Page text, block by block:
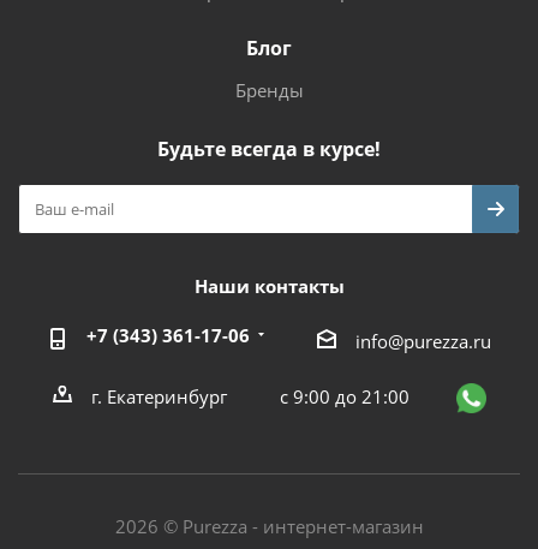
Блог
Бренды
Будьте всегда в курсе!
Наши контакты
+7 (343) 361-17-06 info@purezza.ru
г. Екатеринбург с 9:00 до 21:00
2026 © Purezza - интернет-магазин